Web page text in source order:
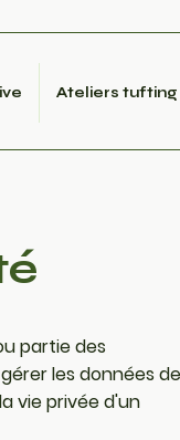
Ateliers tufting
partie des
les données de
vie privée d'un